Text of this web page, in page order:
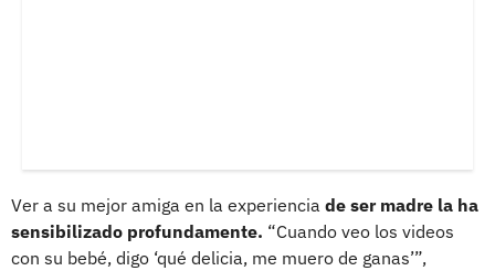
Ver a su mejor amiga en la experiencia de ser madre la ha
sensibilizado profundamente. “Cuando veo los videos
con su bebé, digo ‘qué delicia, me muero de ganas’”,